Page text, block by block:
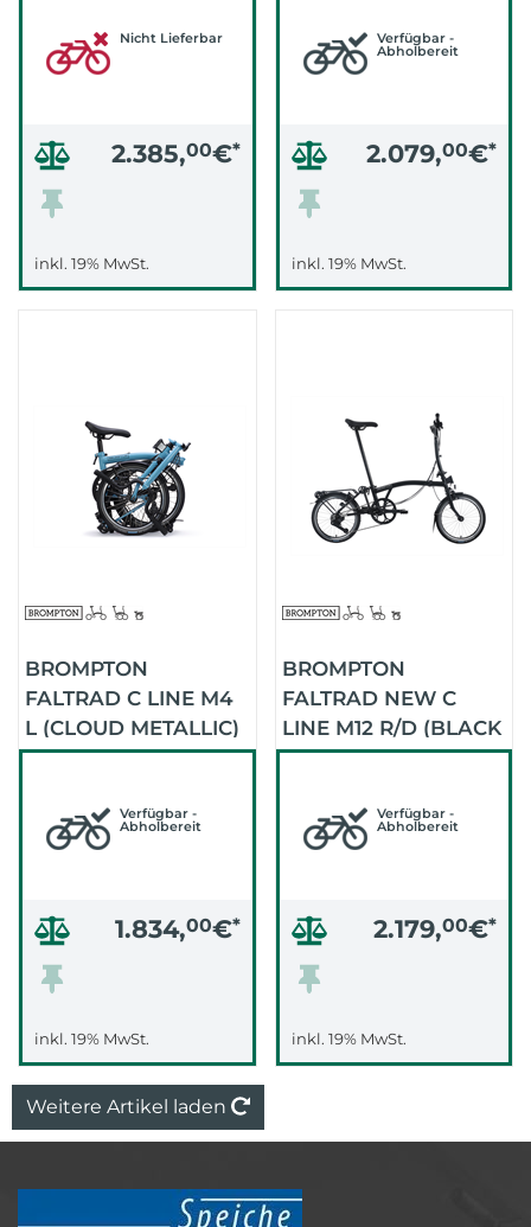
Nicht Lieferbar
2.385,00€*
inkl. 19% MwSt.
Verfügbar -
Abholbereit
2.079,00€*
inkl. 19% MwSt.
BROMPTON
FALTRAD C LINE M4
L (CLOUD METALLIC)
Verfügbar -
Abholbereit
1.834,00€*
inkl. 19% MwSt.
BROMPTON
FALTRAD NEW C
LINE M12 R/D (BLACK
MATT)
Verfügbar -
Abholbereit
2.179,00€*
inkl. 19% MwSt.
Weitere Artikel laden